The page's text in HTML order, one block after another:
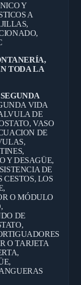
Y
A
TODA LA
VIDA
DE
VASO
DE
Y DESAGÜE,
DE
LOS
O MÓDULO
DE
O TARJETA